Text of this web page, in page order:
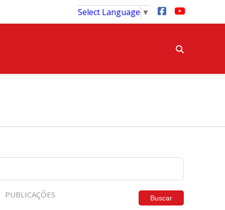
Select Language ▼
PUBLICAÇÕES Buscar